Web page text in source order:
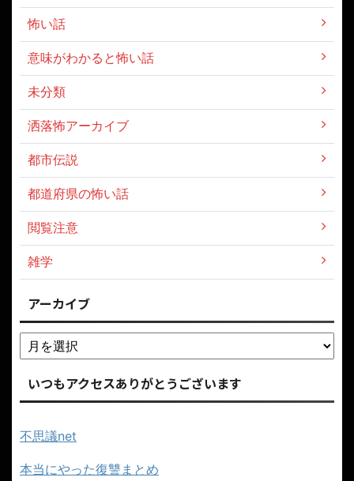
怖い話
意味がわかると怖い話
未分類
洒落怖アーカイブ
都市伝説
都道府県の怖い話
閲覧注意
雑学
アーカイブ
いつもアクセスありがとうございます
不思議net
本当にやった復讐まとめ